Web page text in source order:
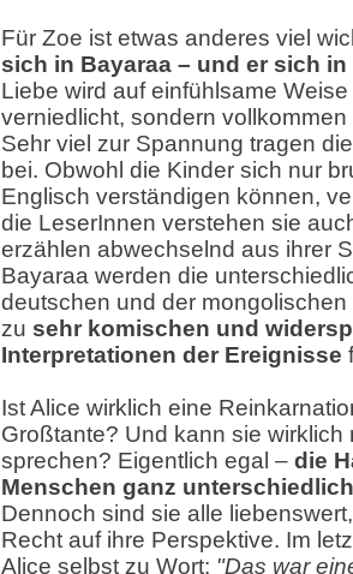
Für Zoe ist etwas anderes viel
sich in Bayaraa – und er sich in
Liebe wird auf einfühlsame
verniedlicht, sondern
Sehr viel zur Spannung tragen
bei. Obwohl die Kinder sich nur
Englisch verständigen können,
die LeserInnen verstehen sie
erzählen abwechselnd aus ihrer
Bayaraa werden die
deutschen und der
zu sehr komischen und
Interpretationen der Ereignisse
Ist Alice wirklich eine
Großtante? Und kann sie wirklich
sprechen? Eigentlich egal – die
Menschen ganz
Dennoch sind sie alle
Recht auf ihre Perspektive. Im
Alice selbst zu Wort: "Das war